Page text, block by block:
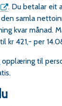
. Du betalar eit
samla
kvar månad.
kr 421,- per
opplæring til